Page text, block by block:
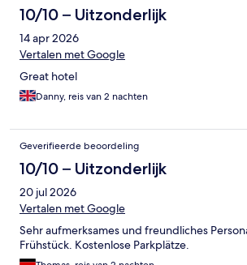
10/10 – Uitzonderlijk
14 apr 2026
Vertalen met Google
Great hotel
Danny, reis van 2 nachten
Geverifieerde beoordeling
10/10 – Uitzonderlijk
20 jul 2026
Vertalen met Google
Sehr aufmerksames und freundliches
Frühstück. Kostenlose Parkplätze.